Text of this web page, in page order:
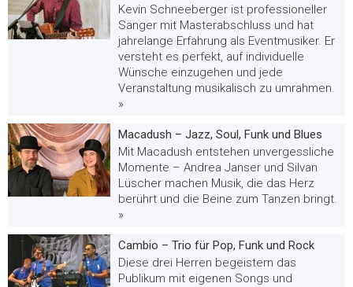
Kevin Schneeberger ist professioneller
Sänger mit Masterabschluss und hat
jahrelange Erfahrung als Eventmusiker. Er
versteht es perfekt, auf individuelle
Wünsche einzugehen und jede
Veranstaltung musikalisch zu umrahmen.
»
Macadush – Jazz, Soul, Funk und Blues
Mit Macadush entstehen unvergessliche
Momente – Andrea Janser und Silvan
Lüscher machen Musik, die das Herz
berührt und die Beine zum Tanzen bringt.
»
Cambio – Trio für Pop, Funk und Rock
Diese drei Herren begeistern das
Publikum mit eigenen Songs und